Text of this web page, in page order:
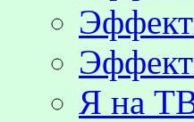
Я на